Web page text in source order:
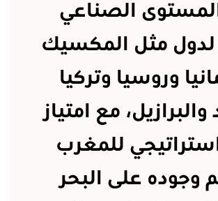
الصناعي
مثل المكسيك
وروسيا وتركيا
والبرازيل، مع امتياز
للمغرب
وجوده على البحر